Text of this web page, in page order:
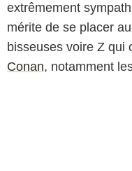
extrêmement
mérite de se placer
bisseuses voire Z qui
Conan, notamment